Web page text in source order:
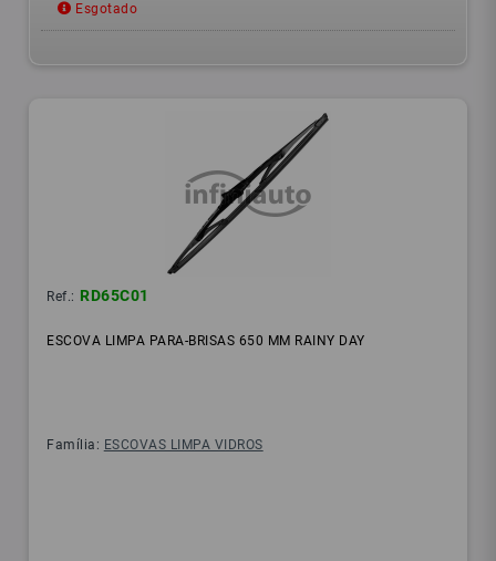
Esgotado
Ref.: RD65C01
ESCOVA LIMPA PARA-BRISAS 650 MM RAINY DAY
Família: ESCOVAS LIMPA VIDROS